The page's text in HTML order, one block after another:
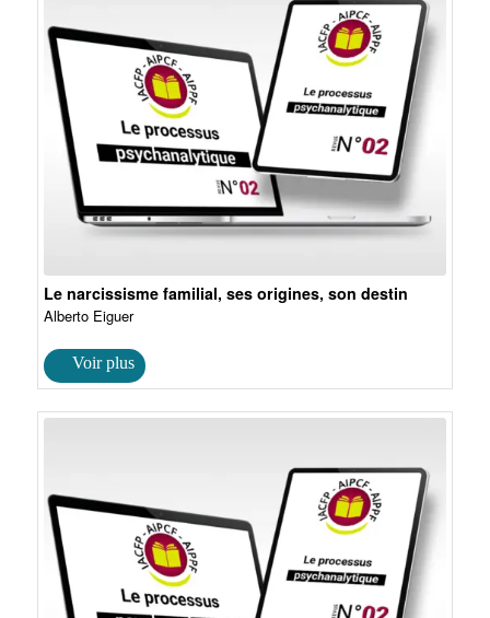
Le narcissisme familial, ses origines, son destin
Alberto Eiguer